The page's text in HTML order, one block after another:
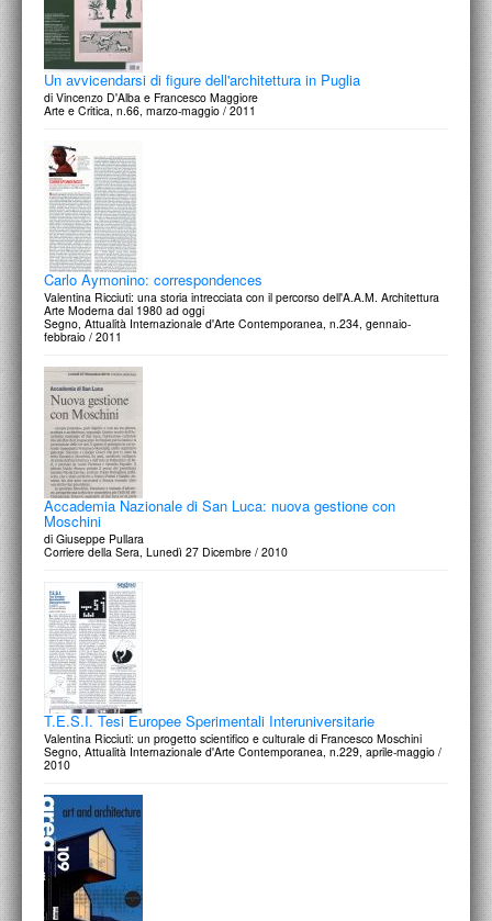
Un avvicendarsi di figure dell'architettura in Puglia
di Vincenzo D'Alba e Francesco Maggiore
Arte e Critica, n.66, marzo-maggio / 2011
Carlo Aymonino: correspondences
Valentina Ricciuti: una storia intrecciata con il percorso dell'A.A.M. Architettura
Arte Moderna dal 1980 ad oggi
Segno, Attualità Internazionale d'Arte Contemporanea, n.234, gennaio-
febbraio / 2011
Accademia Nazionale di San Luca: nuova gestione con
Moschini
di Giuseppe Pullara
Corriere della Sera, Lunedì 27 Dicembre / 2010
T.E.S.I. Tesi Europee Sperimentali Interuniversitarie
Valentina Ricciuti: un progetto scientifico e culturale di Francesco Moschini
Segno, Attualità Internazionale d'Arte Contemporanea, n.229, aprile-maggio /
2010